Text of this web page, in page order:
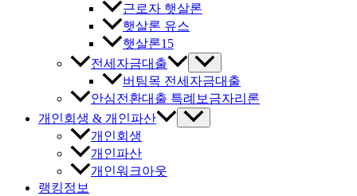
근로자 햇살론
햇살론 유스
햇살론15
전세자금대출
버팀목 전세자금대출
안심전환대출 특례보금자리론
개인회생 & 개인파산
개인회생
개인파산
개인워크아웃
랭킹정보